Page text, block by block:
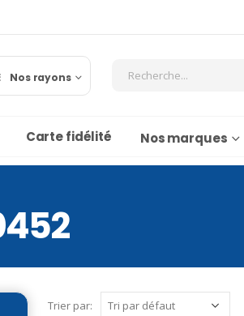
Nos rayons
Carte fidélité Nos marques
Trier par: